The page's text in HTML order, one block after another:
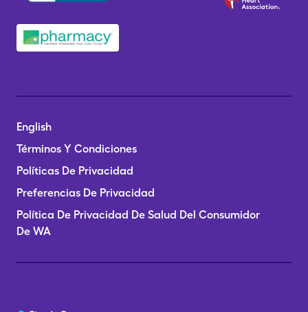
English
Términos Y Condiciones
Políticas De Privacidad
Preferencias De Privacidad
Política De Privacidad De Salud Del Consumidor
De WA